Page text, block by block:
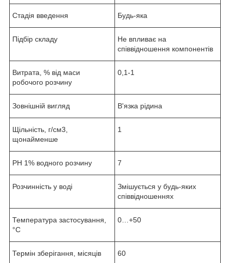
Стадія введення Будь-яка
Підбір складу
Не впливає на
співвідношення компонентів
Витрата, % від маси
робочого розчину
0,1-1
Зовнішній вигляд В'язка рідина
Щільність, г/см3,
щонайменше
1
РН 1% водного розчину 7
Розчинність у воді
Змішується у будь-яких
співвідношеннях
Температура застосування,
°С
0…+50
Термін зберігання, місяців 60